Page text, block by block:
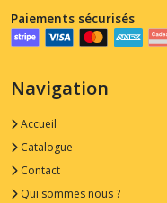
Paiements sécurisés
Navigation
Accueil
Catalogue
Contact
Qui sommes nous ?